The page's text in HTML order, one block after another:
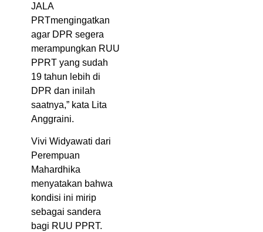
JALA
PRTmengingatkan
agar DPR segera
merampungkan RUU
PPRT yang sudah
19 tahun lebih di
DPR dan inilah
saatnya,” kata Lita
Anggraini.
Vivi Widyawati dari
Perempuan
Mahardhika
menyatakan bahwa
kondisi ini mirip
sebagai sandera
bagi RUU PPRT.